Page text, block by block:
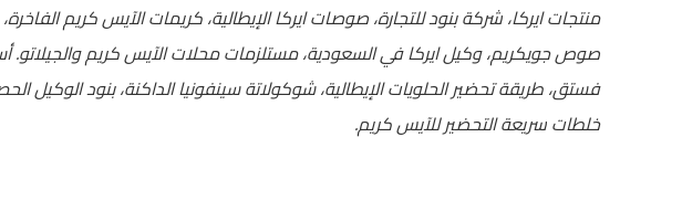
منتجات ايركا، شركة بنود للتجارة، صوصات ايركا الإيطالية، كريمات الآيس كريم
صوص جويكريم، وكيل ايركا في السعودية، مستلزمات محلات الآيس كريم
فستق، طريقة تحضير الحلويات الإيطالية، شوكولاتة سينفونيا الداكنة، بنود الوكيل
خلطات سريعة التحضير للآيس كريم.